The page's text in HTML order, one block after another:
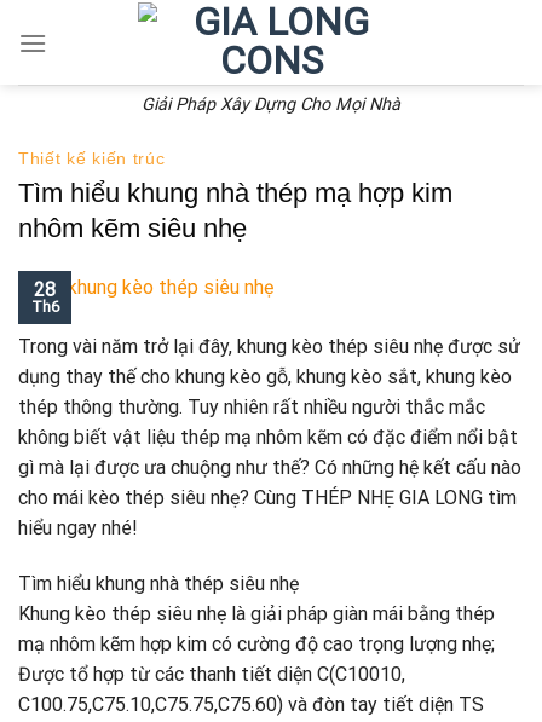
Giải Pháp Xây Dựng Cho Mọi Nhà
Thiết kế kiến trúc
Tìm hiểu khung nhà thép mạ hợp kim
nhôm kẽm siêu nhẹ
28
Th6
Trong vài năm trở lại đây, khung kèo thép siêu nhẹ được sử
dụng thay thế cho khung kèo gỗ, khung kèo sắt, khung kèo
thép thông thường. Tuy nhiên rất nhiều người thắc mắc
không biết vật liệu thép mạ nhôm kẽm có đặc điểm nổi bật
gì mà lại được ưa chuộng như thế? Có những hệ kết cấu nào
cho mái kèo thép siêu nhẹ? Cùng THÉP NHẸ GIA LONG tìm
hiểu ngay nhé!
Tìm hiểu khung nhà thép siêu nhẹ
Khung kèo thép siêu nhẹ là giải pháp giàn mái bằng thép
mạ nhôm kẽm hợp kim có cường độ cao trọng lượng nhẹ;
Được tổ hợp từ các thanh tiết diện C(C10010,
C100.75,C75.10,C75.75,C75.60) và đòn tay tiết diện TS